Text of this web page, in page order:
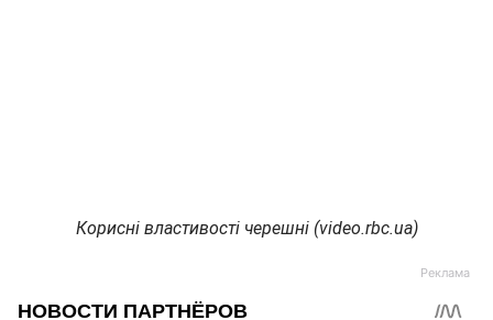
Корисні властивості черешні (video.rbc.ua)